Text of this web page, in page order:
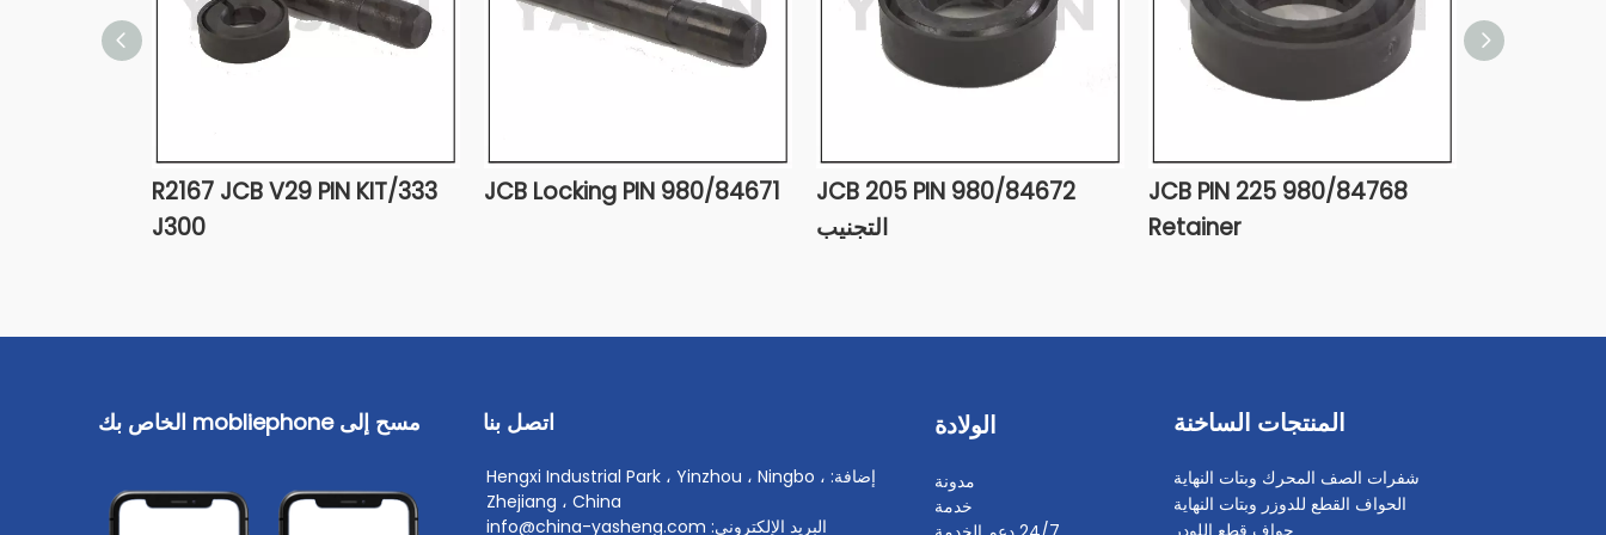
333/R2167 JCB V29 PIN KIT
J300
980/84671 JCB Locking PIN
980/84672 JCB 205 PIN
التجنيب
980/84768 225 JCB PIN
Retainer
المنتجات الساخنة
شفرات الصف المحرك وبتات النهاية
الحواف القطع للدوزر وبتات النهاية
حواف قطع اللودر
الولادة
مدونة
خدمة
اتصل بنا
إضافة: Hengxi Industrial Park ، Yinzhou ، Ningbo ،
Zhejiang ، China
البريد الإلكتروني: info@china-yasheng.com
مسح إلى mobliephone الخاص بك